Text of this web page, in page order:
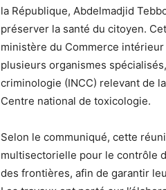
la République, Abdelmadjid
préserver la santé du citoyen.
ministère du Commerce
plusieurs organismes
criminologie (INCC) relevant de
Centre national de toxicologie.
Selon le communiqué, cette
multisectorielle pour le contrôle
des frontières, afin de garantir